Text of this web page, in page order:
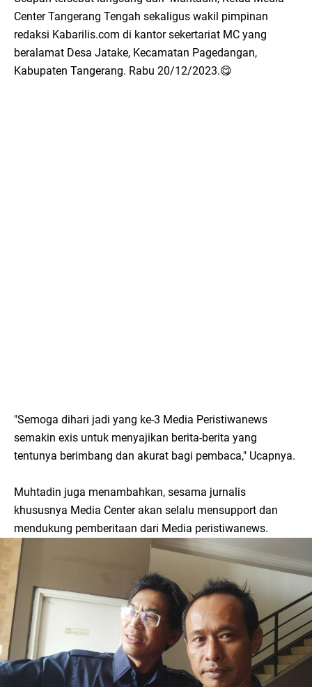
Center Tangerang Tengah sekaligus wakil pimpinan
redaksi Kabarilis.com di kantor sekertariat MC yang
beralamat Desa Jatake, Kecamatan Pagedangan,
Kabupaten Tangerang. Rabu 20/12/2023.😋
"Semoga dihari jadi yang ke-3 Media Peristiwanews
semakin exis untuk menyajikan berita-berita yang
tentunya berimbang dan akurat bagi pembaca," Ucapnya.
Muhtadin juga menambahkan, sesama jurnalis
khususnya Media Center akan selalu mensupport dan
mendukung pemberitaan dari Media peristiwanews.